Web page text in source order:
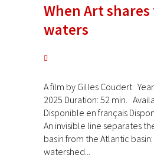
When Art
waters
A film by Gilles Coudert
2025 Duration: 52 min.
Disponible en français
An invisible line separates
basin from the Atlantic
watershed...